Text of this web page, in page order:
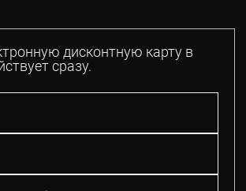
дисконтную карту в
сразу.